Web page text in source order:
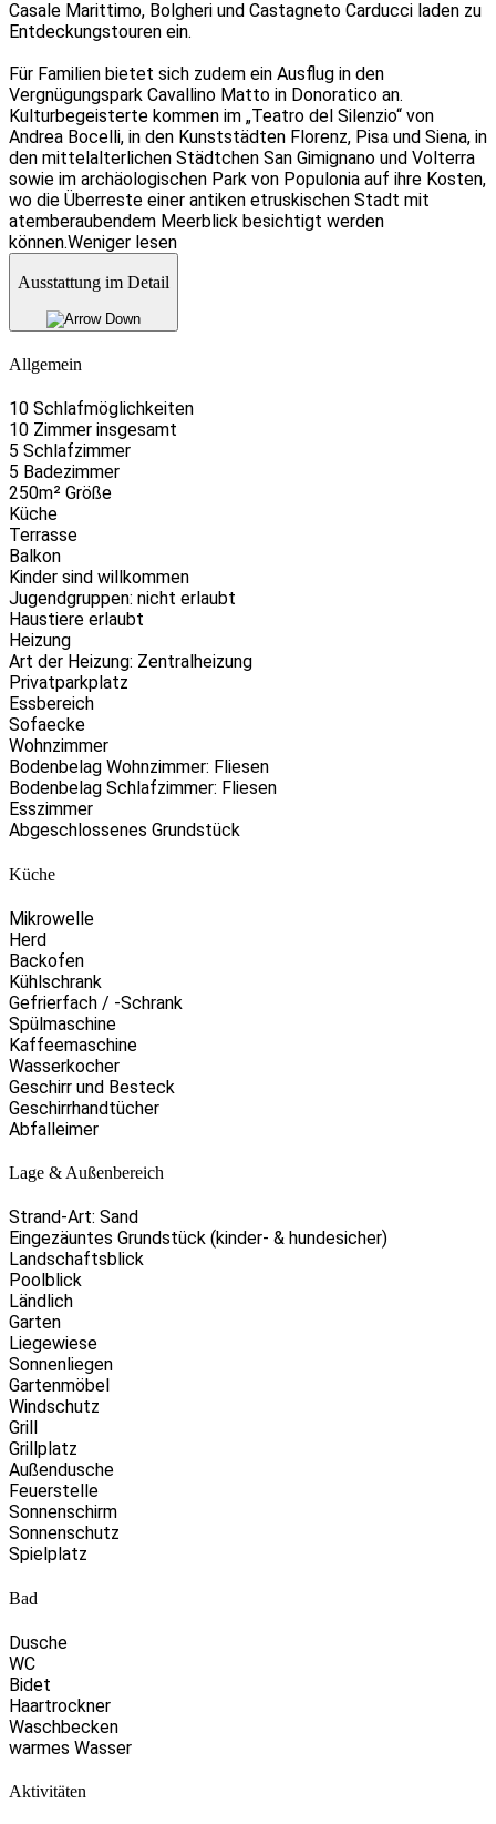
Casale Marittimo, Bolgheri und Castagneto Carducci laden zu
Entdeckungstouren ein.
Für Familien bietet sich zudem ein Ausflug in den
Vergnügungspark Cavallino Matto in Donoratico an.
Kulturbegeisterte kommen im „Teatro del Silenzio“ von
Andrea Bocelli, in den Kunststädten Florenz, Pisa und Siena, in
den mittelalterlichen Städtchen San Gimignano und Volterra
sowie im archäologischen Park von Populonia auf ihre Kosten,
wo die Überreste einer antiken etruskischen Stadt mit
atemberaubendem Meerblick besichtigt werden
können.Weniger lesen
Ausstattung im Detail
Allgemein
10 Schlafmöglichkeiten
10 Zimmer insgesamt
5 Schlafzimmer
5 Badezimmer
250m² Größe
Küche
Terrasse
Balkon
Kinder sind willkommen
Jugendgruppen: nicht erlaubt
Haustiere erlaubt
Heizung
Art der Heizung: Zentralheizung
Privatparkplatz
Essbereich
Sofaecke
Wohnzimmer
Bodenbelag Wohnzimmer: Fliesen
Bodenbelag Schlafzimmer: Fliesen
Esszimmer
Abgeschlossenes Grundstück
Küche
Mikrowelle
Herd
Backofen
Kühlschrank
Gefrierfach / -Schrank
Spülmaschine
Kaffeemaschine
Wasserkocher
Geschirr und Besteck
Geschirrhandtücher
Abfalleimer
Lage & Außenbereich
Strand-Art: Sand
Eingezäuntes Grundstück (kinder- & hundesicher)
Landschaftsblick
Poolblick
Ländlich
Garten
Liegewiese
Sonnenliegen
Gartenmöbel
Windschutz
Grill
Grillplatz
Außendusche
Feuerstelle
Sonnenschirm
Sonnenschutz
Spielplatz
Bad
Dusche
WC
Bidet
Haartrockner
Waschbecken
warmes Wasser
Aktivitäten